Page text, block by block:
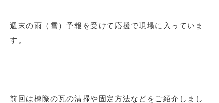
週末の雨（雪）予報を受けて応援で現場に入っていま
す。
前回は棟際の瓦の清掃や固定方法などをご紹介しまし